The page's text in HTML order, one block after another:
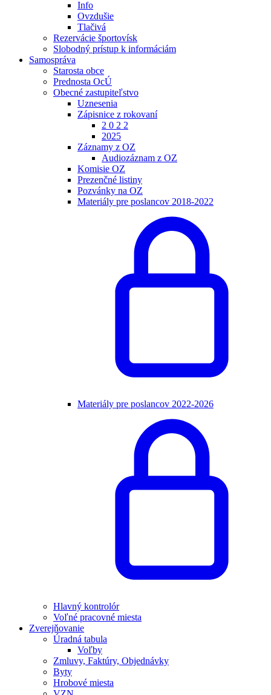
Info
Ovzdušie
Tlačivá
Rezervácie športovísk
Slobodný prístup k informáciám
Samospráva
Starosta obce
Prednosta OcÚ
Obecné zastupiteľstvo
Uznesenia
Zápisnice z rokovaní
2 0 2 2
2025
Záznamy z OZ
Audiozáznam z OZ
Komisie OZ
Prezenčné listiny
Pozvánky na OZ
Materiály pre poslancov 2018-2022
Materiály pre poslancov 2022-2026
Hlavný kontrolór
Voľné pracovné miesta
Zverejňovanie
Úradná tabula
Voľby
Zmluvy, Faktúry, Objednávky
Byty
Hrobové miesta